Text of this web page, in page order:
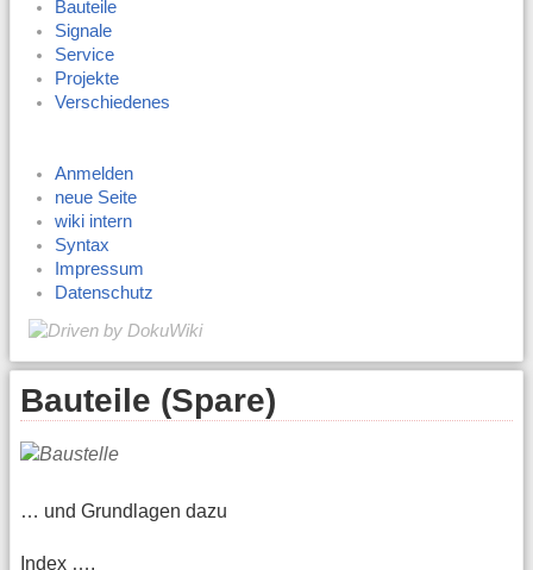
Bauteile
Signale
Service
Projekte
Verschiedenes
Anmelden
neue Seite
wiki intern
Syntax
Impressum
Datenschutz
Bauteile (Spare)
… und Grundlagen dazu
Index ….